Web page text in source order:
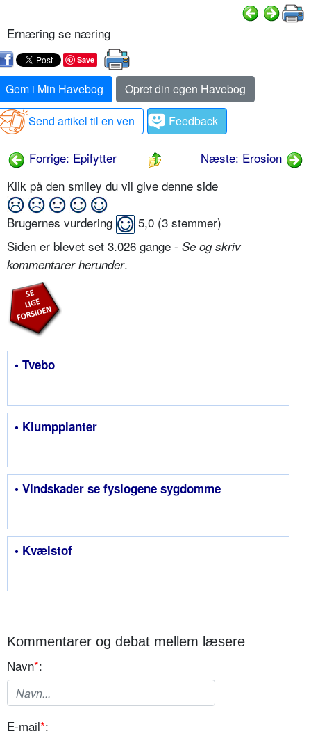
Ernæring se næring
Save
Gem i Min Havebog
Opret din egen Havebog
Send artikel til en ven
Feedback
Forrige: Epifytter
Næste: Erosion
Klik på den smiley du vil give denne side
Brugernes vurdering 5,0 (3 stemmer)
Siden er blevet set 3.026 gange - Se og skriv
kommentarer herunder.
• Tvebo
• Klumpplanter
• Vindskader se fysiogene sygdomme
• Kvælstof
Kommentarer og debat mellem læsere
Navn*:
E-mail*: